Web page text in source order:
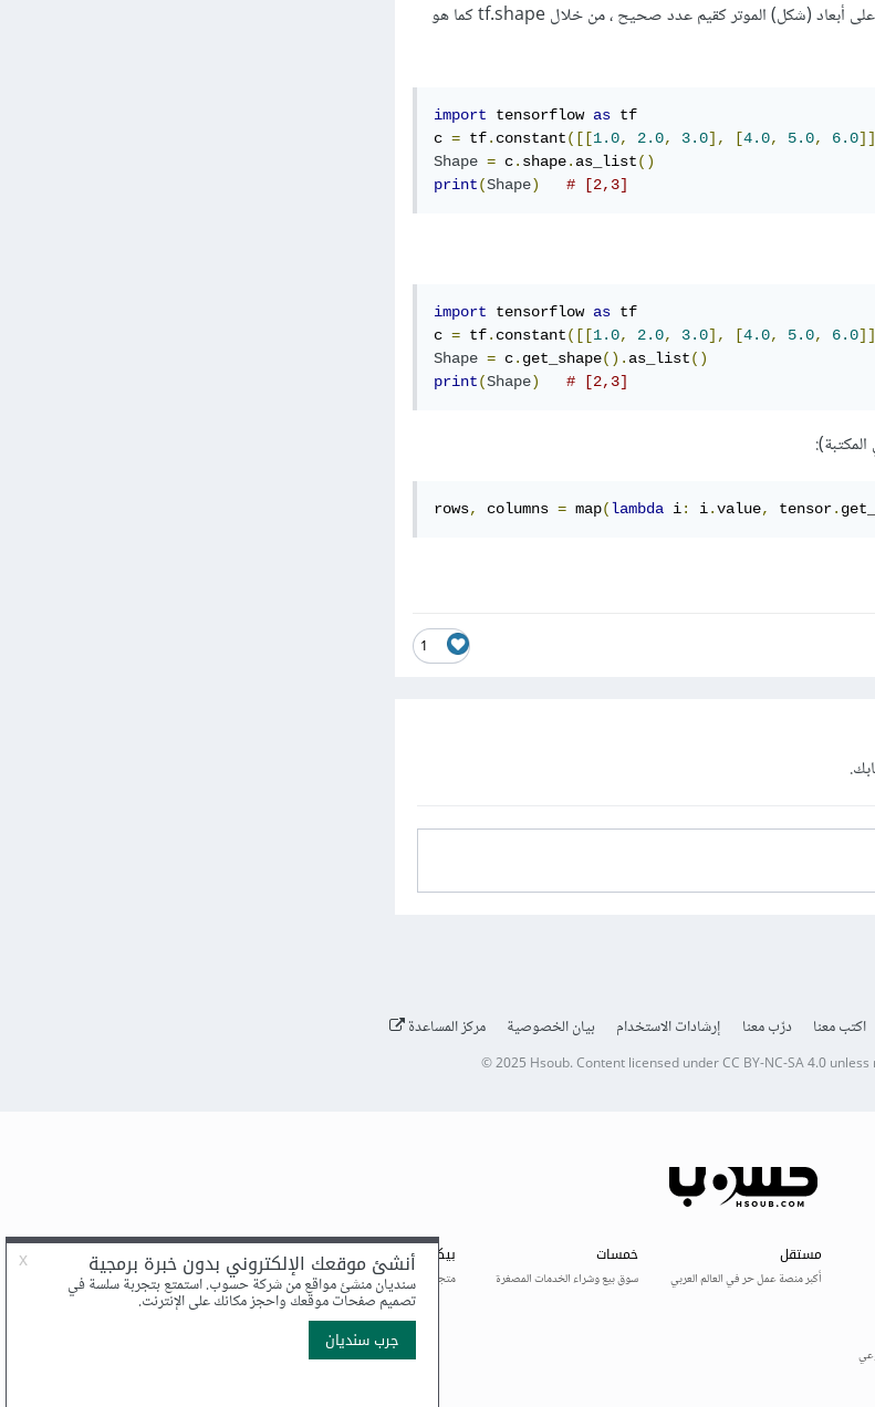
في Tensorflow 2.x (2.1) ، يمكنك الحصول على أبعاد (شكل) الموتر كقيم عدد صحيح ، من خلال tf.shape كما هو
import tensorflow as tf
c = tf. constant([[1.0, 2.0, 3.0], [4.0, 5.0, 6.0
Shape = c. shape. as_list()
print(Shape) # [2,3]
import tensorflow as tf
c = tf. constant([[1.0, 2.0, 3.0], [4.0, 5.0, 6.0
Shape = c. get_shape(). as_list()
print(Shape) # [2,3]
rows, columns = map(lambda i: i.value, tensor.
1
اكتب معنا درّب معنا إرشادات الاستخدام بيان الخصوصية مركز المساعدة
© 2025 Hsoub.Content licensed underCC BY-NC-SA 4.0unless